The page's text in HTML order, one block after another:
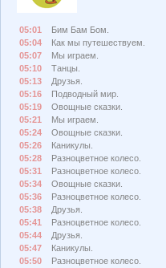
05:01
Бим Бам Бом.
05:04
Как мы путешествуем.
05:07
Мы играем.
05:10
Танцы.
05:13
Друзья.
05:16
Подводный мир.
05:19
Овощные сказки.
05:21
Мы играем.
05:24
Овощные сказки.
05:26
Каникулы.
05:28
Разноцветное колесо.
05:31
Разноцветное колесо.
05:34
Овощные сказки.
05:36
Разноцветное колесо.
05:38
Друзья.
05:41
Разноцветное колесо.
05:44
Друзья.
05:47
Каникулы.
05:50
Разноцветное колесо.